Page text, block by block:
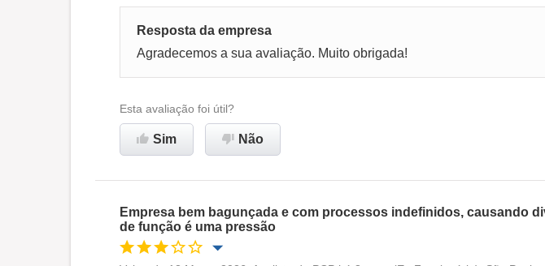
Recomenda esta empresa
Resposta da empresa
Agradecemos a sua avaliação. Muito obrigada!
Esta avaliação foi útil?
Sim Não
Empresa bem bagunçada e com processos indefinidos, causando
de função é uma pressão